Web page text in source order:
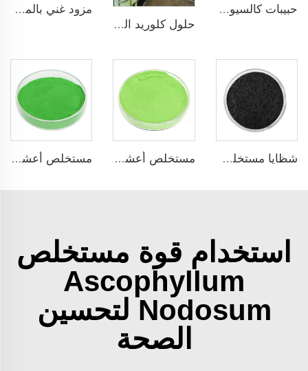
حبيبات كالسيوم هيبوكلورايت 70% 65% 14-50mesh
حلول كلوريد الصوديوم عالي الجودة بنسبة 25% و31% من مصنع CAS رقم 7758-19-2
مزود غني بالمغذيات مستخلص الأعشاب البحرية البودرة للأغراض الزراعية
شظايا مستخلص الأعشاب البحرية 16% محفز بيولوجي سماد أوراق وأسمدة جذرية للأعشاب البحرية مستخلص أعشاب بحرية خفيفة اللون مسحوق مستخلص الأعشاب البحرية سماد منظم نمو النباتات مستخلص أعشاب بحرية داكن اللون مسحوق سماد غني بالمغذيات للأغراض الزراعية
استخدام قوة مستخلص
Ascophyllum
Nodosum لتحسين
الصحة